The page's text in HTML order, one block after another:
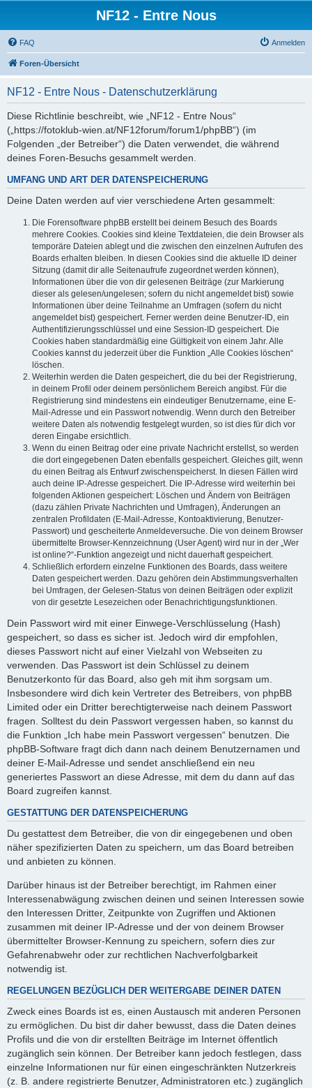
NF12 - Entre Nous
FAQ Anmelden
Foren-Übersicht
NF12 - Entre Nous - Datenschutzerklärung
Diese Richtlinie beschreibt, wie „NF12 - Entre Nous“
(„https://fotoklub-wien.at/NF12forum/forum1/phpBB“) (im
Folgenden „der Betreiber“) die Daten verwendet, die während
deines Foren-Besuchs gesammelt werden.
UMFANG UND ART DER DATENSPEICHERUNG
Deine Daten werden auf vier verschiedene Arten gesammelt:
Die Forensoftware phpBB erstellt bei deinem Besuch des Boards
mehrere Cookies. Cookies sind kleine Textdateien, die dein Browser als
temporäre Dateien ablegt und die zwischen den einzelnen Aufrufen des
Boards erhalten bleiben. In diesen Cookies sind die aktuelle ID deiner
Sitzung (damit dir alle Seitenaufrufe zugeordnet werden können),
Informationen über die von dir gelesenen Beiträge (zur Markierung
dieser als gelesen/ungelesen; sofern du nicht angemeldet bist) sowie
Informationen über deine Teilnahme an Umfragen (sofern du nicht
angemeldet bist) gespeichert. Ferner werden deine Benutzer-ID, ein
Authentifizierungsschlüssel und eine Session-ID gespeichert. Die
Cookies haben standardmäßig eine Gültigkeit von einem Jahr. Alle
Cookies kannst du jederzeit über die Funktion „Alle Cookies löschen“
löschen.
Weiterhin werden die Daten gespeichert, die du bei der Registrierung,
in deinem Profil oder deinem persönlichem Bereich angibst. Für die
Registrierung sind mindestens ein eindeutiger Benutzername, eine E-
Mail-Adresse und ein Passwort notwendig. Wenn durch den Betreiber
weitere Daten als notwendig festgelegt wurden, so ist dies für dich vor
deren Eingabe ersichtlich.
Wenn du einen Beitrag oder eine private Nachricht erstellst, so werden
die dort eingegebenen Daten ebenfalls gespeichert. Gleiches gilt, wenn
du einen Beitrag als Entwurf zwischenspeicherst. In diesen Fällen wird
auch deine IP-Adresse gespeichert. Die IP-Adresse wird weiterhin bei
folgenden Aktionen gespeichert: Löschen und Ändern von Beiträgen
(dazu zählen Private Nachrichten und Umfragen), Änderungen an
zentralen Profildaten (E-Mail-Adresse, Kontoaktivierung, Benutzer-
Passwort) und gescheiterte Anmeldeversuche. Die von deinem Browser
übermittelte Browser-Kennzeichnung (User Agent) wird nur in der „Wer
ist online?“-Funktion angezeigt und nicht dauerhaft gespeichert.
Schließlich erfordern einzelne Funktionen des Boards, dass weitere
Daten gespeichert werden. Dazu gehören dein Abstimmungsverhalten
bei Umfragen, der Gelesen-Status von deinen Beiträgen oder explizit
von dir gesetzte Lesezeichen oder Benachrichtigungsfunktionen.
Dein Passwort wird mit einer Einwege-Verschlüsselung (Hash)
gespeichert, so dass es sicher ist. Jedoch wird dir empfohlen,
dieses Passwort nicht auf einer Vielzahl von Webseiten zu
verwenden. Das Passwort ist dein Schlüssel zu deinem
Benutzerkonto für das Board, also geh mit ihm sorgsam um.
Insbesondere wird dich kein Vertreter des Betreibers, von phpBB
Limited oder ein Dritter berechtigterweise nach deinem Passwort
fragen. Solltest du dein Passwort vergessen haben, so kannst du
die Funktion „Ich habe mein Passwort vergessen“ benutzen. Die
phpBB-Software fragt dich dann nach deinem Benutzernamen und
deiner E-Mail-Adresse und sendet anschließend ein neu
generiertes Passwort an diese Adresse, mit dem du dann auf das
Board zugreifen kannst.
GESTATTUNG DER DATENSPEICHERUNG
Du gestattest dem Betreiber, die von dir eingegebenen und oben
näher spezifizierten Daten zu speichern, um das Board betreiben
und anbieten zu können.
Darüber hinaus ist der Betreiber berechtigt, im Rahmen einer
Interessenabwägung zwischen deinen und seinen Interessen sowie
den Interessen Dritter, Zeitpunkte von Zugriffen und Aktionen
zusammen mit deiner IP-Adresse und der von deinem Browser
übermittelter Browser-Kennung zu speichern, sofern dies zur
Gefahrenabwehr oder zur rechtlichen Nachverfolgbarkeit
notwendig ist.
REGELUNGEN BEZÜGLICH DER WEITERGABE DEINER DATEN
Zweck eines Boards ist es, einen Austausch mit anderen Personen
zu ermöglichen. Du bist dir daher bewusst, dass die Daten deines
Profils und die von dir erstellten Beiträge im Internet öffentlich
zugänglich sein können. Der Betreiber kann jedoch festlegen, dass
einzelne Informationen nur für einen eingeschränkten Nutzerkreis
(z. B. andere registrierte Benutzer, Administratoren etc.) zugänglich